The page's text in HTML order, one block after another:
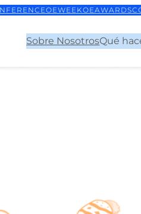
OEWEEKOEAWARDS
Sobre NosotrosQué